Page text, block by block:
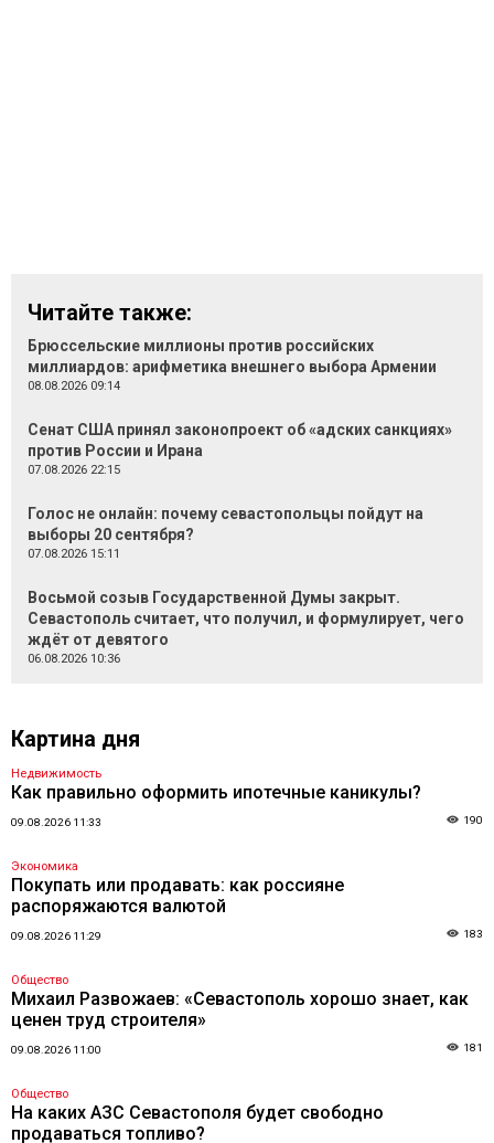
Читайте также:
Брюссельские миллионы против российских
миллиардов: арифметика внешнего выбора Армении
08.08.2026 09:14
Сенат США принял законопроект об «адских санкциях»
против России и Ирана
07.08.2026 22:15
Голос не онлайн: почему севастопольцы пойдут на
выборы 20 сентября?
07.08.2026 15:11
Восьмой созыв Государственной Думы закрыт.
Севастополь считает, что получил, и формулирует, чего
ждёт от девятого
06.08.2026 10:36
Картина дня
Недвижимость
Как правильно оформить ипотечные каникулы?
09.08.2026 11:33 190
Экономика
Покупать или продавать: как россияне
распоряжаются валютой
09.08.2026 11:29 183
Общество
Михаил Развожаев: «Севастополь хорошо знает, как
ценен труд строителя»
09.08.2026 11:00 181
Общество
На каких АЗС Севастополя будет свободно
продаваться топливо?